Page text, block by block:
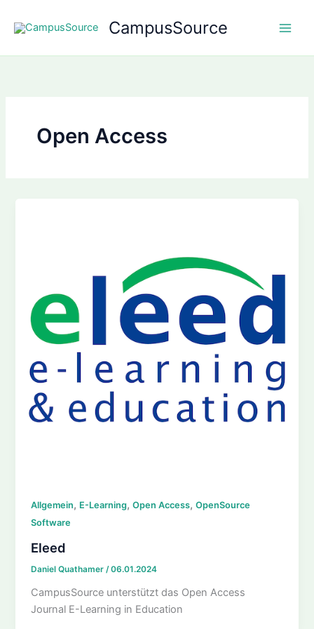
Inhalt
CampusSource
Open Access
Allgemein, E-Learning,Open Access,OpenSource
Software
Eleed
Daniel Quathamer/06.01.2024
CampusSource unterstützt das Open Access
Journal E-Learning in Education